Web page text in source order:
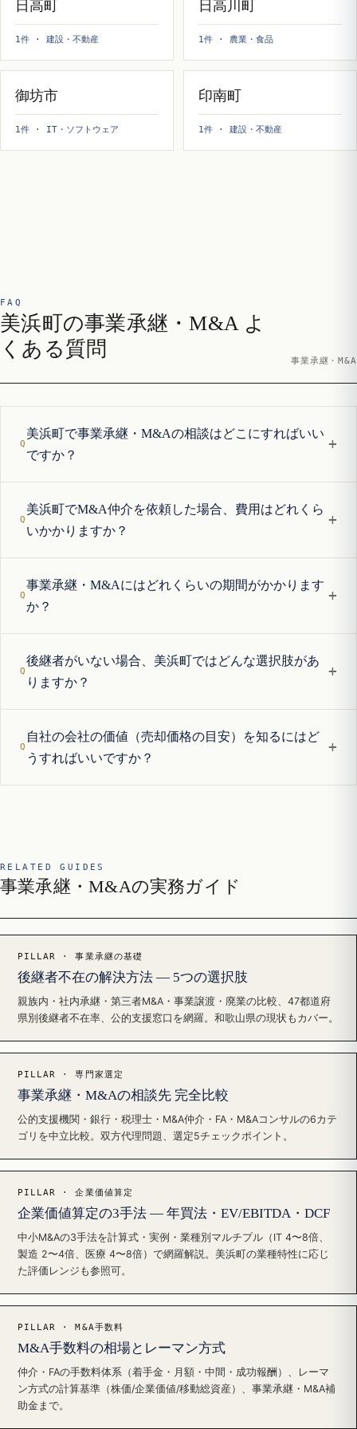
日高町
1件 · 建設・不動産
日高川町
1件 · 農業・食品
御坊市
1件 · IT・ソフトウェア
印南町
1件 · 建設・不動産
FAQ
美浜町の事業承継・M&A よ
くある質問
事業承継・M&A
美浜町で事業承継・M&Aの相談はどこにすればいい
ですか？
+
美浜町でM&A仲介を依頼した場合、費用はどれくら
いかかりますか？
+
事業承継・M&Aにはどれくらいの期間がかかります
か？
+
後継者がいない場合、美浜町ではどんな選択肢があ
りますか？
+
自社の会社の価値（売却価格の目安）を知るにはど
うすればいいですか？
+
RELATED GUIDES
事業承継・M&Aの実務ガイド
PILLAR · 事業承継の基礎
後継者不在の解決方法 — 5つの選択肢
親族内・社内承継・第三者M&A・事業譲渡・廃業の比較、47都道府
県別後継者不在率、公的支援窓口を網羅。和歌山県の現状もカバー。
PILLAR · 専門家選定
事業承継・M&Aの相談先 完全比較
公的支援機関・銀行・税理士・M&A仲介・FA・M&Aコンサルの6カテ
ゴリを中立比較。双方代理問題、選定5チェックポイント。
PILLAR · 企業価値算定
企業価値算定の3手法 — 年買法・EV/EBITDA・DCF
中小M&Aの3手法を計算式・実例・業種別マルチプル（IT 4〜8倍、
製造 2〜4倍、医療 4〜8倍）で網羅解説。美浜町の業種特性に応じ
た評価レンジも参照可。
PILLAR · M&A手数料
M&A手数料の相場とレーマン方式
仲介・FAの手数料体系（着手金・月額・中間・成功報酬）、レーマ
ン方式の計算基準（株価/企業価値/移動総資産）、事業承継・M&A補
助金まで。